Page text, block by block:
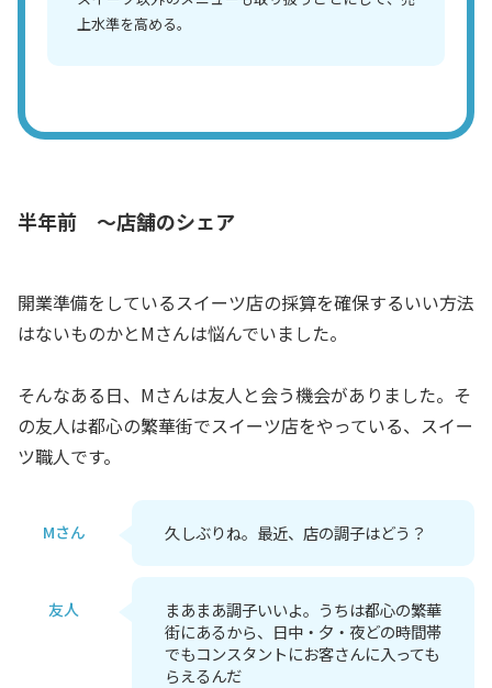
上水準を高める。
半年前 ～店舗のシェア
開業準備をしているスイーツ店の採算を確保するいい方法
はないものかとMさんは悩んでいました。
そんなある日、Mさんは友人と会う機会がありました。そ
の友人は都心の繁華街でスイーツ店をやっている、スイー
ツ職人です。
Mさん 久しぶりね。最近、店の調子はどう？
友人
まあまあ調子いいよ。うちは都心の繁華
街にあるから、日中・夕・夜どの時間帯
でもコンスタントにお客さんに入っても
らえるんだ